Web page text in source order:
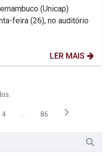
(Unicap)
feira (26), no auditório
LER MAIS
Página
4 ...Páginas intermediárias
Página
86